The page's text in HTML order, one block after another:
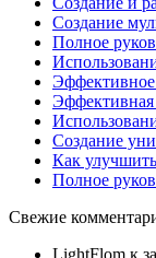
Создание
Полное
Эффективное
Эффективная
Создание
Как улучшить
Полное
Свежие